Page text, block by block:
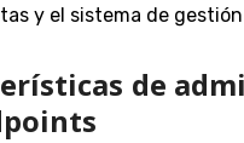
y el sistema de
de